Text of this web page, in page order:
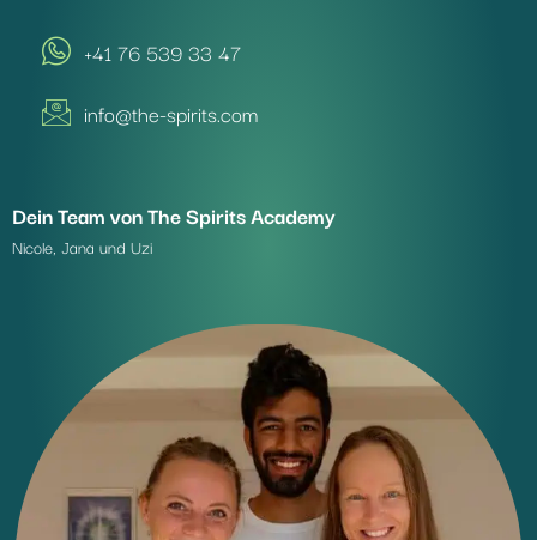
+41 76 539 33 47
info@the-spirits.com
Dein Team von The Spirits Academy
Nicole, Jana und Uzi